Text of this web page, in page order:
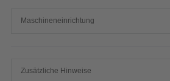
Maschineneinrichtung
Zusätzliche Hinweise